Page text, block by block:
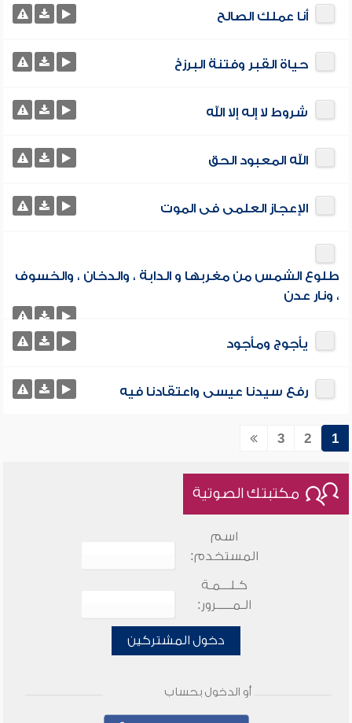
أنا عملك الصالح
حياة القبر وفتنة البرزخ
شروط لا إله إلا الله
الله المعبود الحق
الإعجاز العلمى فى الموت
طلوع الشمس من مغربها و الدابة ، والدخان ، والخسوف
، ونار عدن
يأجوج ومأجود
رفع سيدنا عيسى واعتقادنا فيه
1
2
3
مكتبتك الصوتية
اسم
المستخدم:
كـلـــمـة
الـمـــــرور:
دخول المشتركين
أو الدخول بحساب